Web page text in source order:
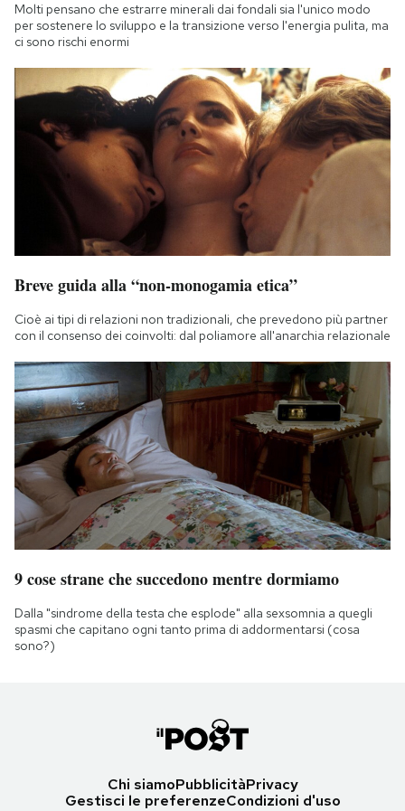
Molti pensano che estrarre minerali dai fondali sia l'unico modo
per sostenere lo sviluppo e la transizione verso l'energia pulita, ma
ci sono rischi enormi
Breve guida alla “non-monogamia etica”
Cioè ai tipi di relazioni non tradizionali, che prevedono più partner
con il consenso dei coinvolti: dal poliamore all'anarchia relazionale
9 cose strane che succedono mentre dormiamo
Dalla "sindrome della testa che esplode" alla sexsomnia a quegli
spasmi che capitano ogni tanto prima di addormentarsi (cosa
sono?)
Chi siamoPubblicitàPrivacy
Gestisci le preferenzeCondizioni d'uso